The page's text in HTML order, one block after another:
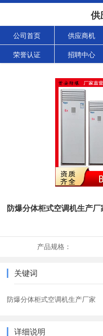
供
公司首页 供应商机
荣誉认证 招聘中心
防爆分体柜式空调机生产
产品规格：
关键词
防爆分体柜式空调机生产厂家
详细说明